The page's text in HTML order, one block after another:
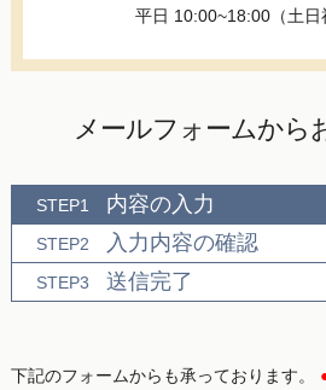
平日 10:00~18:00（土日
メールフォームから
STEP1 内容の入力
STEP2 入力内容の確認
STEP3 送信完了
下記のフォームからも承っております。